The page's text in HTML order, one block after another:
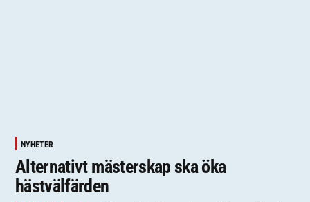
NYHETER
Alternativt mästerskap ska öka
hästvälfärden